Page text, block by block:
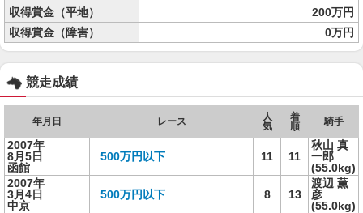
収得賞金（平地）
200万円
収得賞金（障害）
0万円
競走成績
年月日 レース
人
気
着
順
騎手
2007年
8月5日
函館
500万円以下 11 11
秋山 真
一郎
(55.0kg)
2007年
3月4日
中京
500万円以下 8 13
渡辺 薫
彦
(55.0kg)